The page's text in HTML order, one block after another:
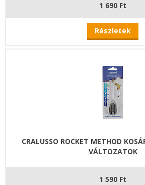
1 690 Ft
Részletek
CRALUSSO ROCKET METHOD
VÁLTOZATOK
1 590 Ft